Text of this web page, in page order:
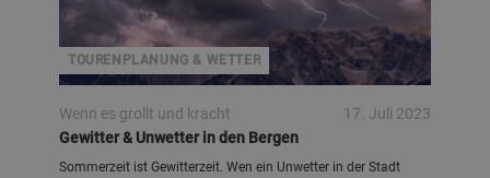
TOURENPLANUNG & WETTER
Wenn es grollt und kracht
17. Juli 2023
Gewitter & Unwetter in den Bergen
Sommerzeit ist Gewitterzeit. Wen ein Unwetter in der Stadt